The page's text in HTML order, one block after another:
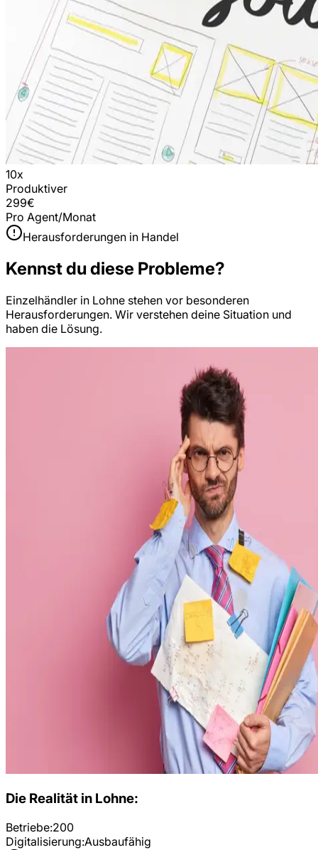
10x
Produktiver
299€
Pro Agent/Monat
Herausforderungen in Handel
Kennst du diese Probleme?
Einzelhändler in Lohne stehen vor besonderen
Herausforderungen. Wir verstehen deine Situation und
haben die Lösung.
Die Realität in Lohne:
Betriebe:200
Digitalisierung:Ausbaufähig